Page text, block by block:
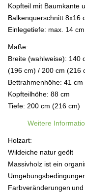
Kopfteil mit Baumkante
Balkenquerschnitt 8x16
Einlegetiefe: max. 14 cm
Maße:
Breite (wahlweise): 140
(196 cm) / 200 cm (216
Bettrahmenhöhe: 41 cm
Kopfteilhöhe: 88 cm
Tiefe: 200 cm (216 cm)
Weitere
Holzart:
Wildeiche natur geölt
Massivholz ist ein
Farbveränderungen und